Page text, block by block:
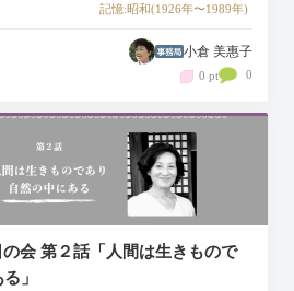
記憶:昭和(1926年〜1989年)
小倉 美惠子
0 pt 0
の会 第２話「人間は生きもので
」